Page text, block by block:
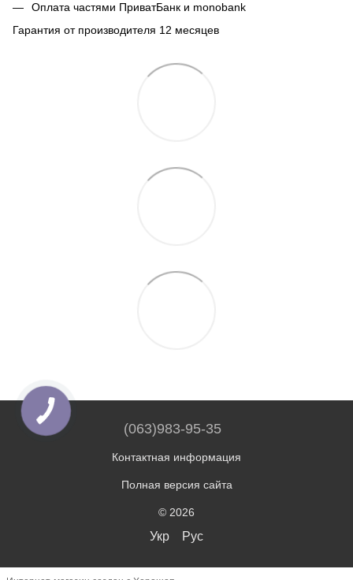
Оплата частями ПриватБанк и monobank
Гарантия от производителя 12 месяцев
(063)983-95-35
Контактная информация
Полная версия сайта
© 2026
Укр Рус